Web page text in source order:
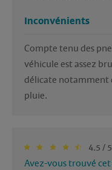
Inconvénients
Compte tenu des
véhicule est assez
délicate notamment
pluie.
4.5 / 5
Avez-vous trouvé